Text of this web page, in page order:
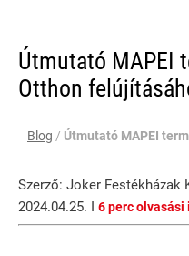
Útmutató MAPEI
Otthon
Blog / Útmutató MAPEI
Szerző: Joker
2024.04.25. I 6 perc olvasási